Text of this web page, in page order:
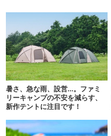
暑さ、急な雨、設営…。ファミ
リーキャンプの不安を減らす、
新作テントに注目です！